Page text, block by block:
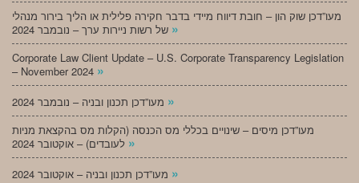
מעו”דכן שוק הון – חובת דיווח מיידי בדבר חקירה פלילית או הליך בירור מנהלי
»
Corporate Law Client Update – U.S. Corporate Transparency Legislation
– November 2024 »
»
מעו”דכן מיסים – שינויים בכללי מס הכנסה (הקלות מס בהקצאת מניות
»
»